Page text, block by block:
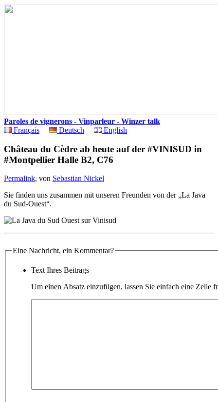
Paroles de vignerons - Vinparleur - Winzer talk
Français
Deutsch English
Château du Cèdre ab heute auf der #VINISUD in
#Montpellier Halle B2, C76
Permalink, von Sebastian Nickel
Sie finden uns zusammen mit unseren Freunden von der „La Java
du Sud-Ouest“.
Eine Nachricht, ein Kommentar?
Text Ihres Beitrags
Um einen Absatz einzufügen, lassen Sie einfach eine Zeile